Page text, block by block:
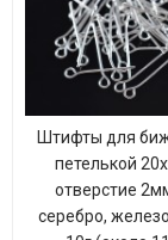
Штифты для
петелькой
отверстие
серебро,